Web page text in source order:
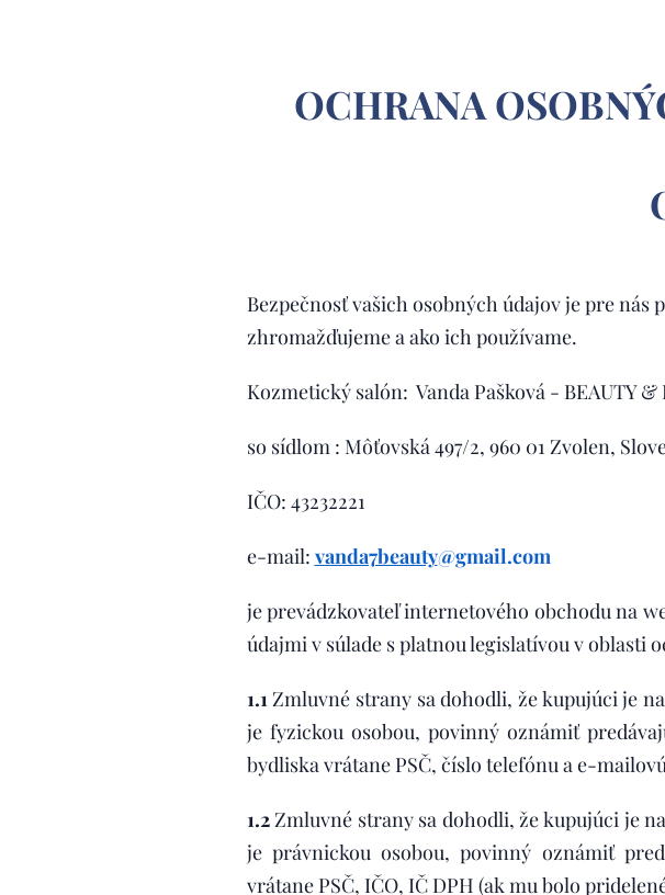
OCHRANA
Bezpečnosť vašich osobných údajov je pre
zhromažďujeme a ako ich používame.
Kozmetický salón: Vanda Pašková - BEAUTY &
so sídlom : Môťovská 497/2, 960 01 Zvolen,
IČO: 43232221
e-mail: vanda7beauty@gmail.com
je prevádzkovateľ internetového obchodu na
údajmi v súlade s platnou legislatívou v oblasti
1.1Zmluvné strany sa dohodli, že kupujúci je
je fyzickou osobou, povinný oznámiť
bydliska vrátane PSČ, číslo telefónu a e-
1.2Zmluvné strany sa dohodli, že kupujúci je
je právnickou osobou, povinný oznámiť
vrátane PSČ, IČO, IČ DPH (ak mu bolo